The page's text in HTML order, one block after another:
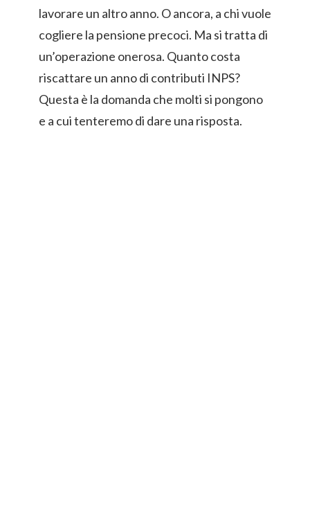
lavorare un altro anno. O ancora, a chi vuole
cogliere la pensione precoci. Ma si tratta di
un’operazione onerosa. Quanto costa
riscattare un anno di contributi INPS?
Questa è la domanda che molti si pongono
e a cui tenteremo di dare una risposta.